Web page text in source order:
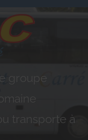
groupe
transporte à